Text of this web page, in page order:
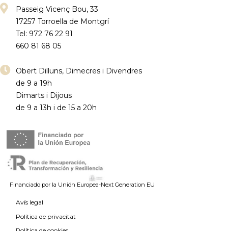
Passeig Vicenç Bou, 33
17257 Torroella de Montgrí
Tel: 972 76 22 91
660 81 68 05
Obert Dilluns, Dimecres i Divendres
de 9 a 19h
Dimarts i Dijous
de 9 a 13h i de 15 a 20h
Financiado por la Unión Europea-Next Generation EU
Avís legal
Política de privacitat